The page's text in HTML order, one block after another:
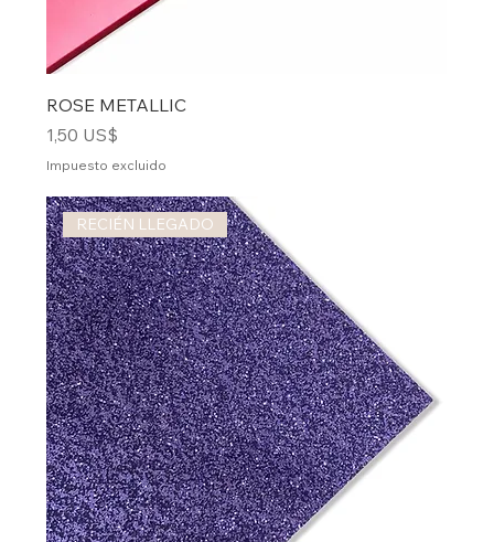
ROSE METALLIC
Precio
1,50 US$
Impuesto excluido
RECIÉN LLEGADO